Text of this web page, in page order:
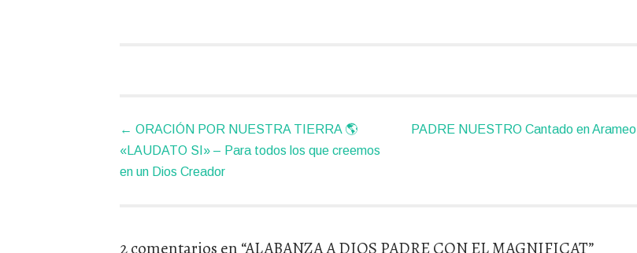
de
artículos
← ORACIÓN POR NUESTRA TIERRA 🌎
«LAUDATO SI» – Para todos los que creemos
en un Dios Creador
PADRE NUESTRO Cantado en Arameo
2 comentarios en “ALABANZA A DIOS PADRE CON EL MAGNIFICAT”